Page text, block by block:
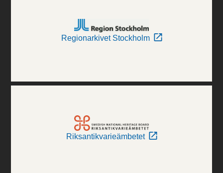
Regionarkivet Stockholm
Riksantikvarieämbetet